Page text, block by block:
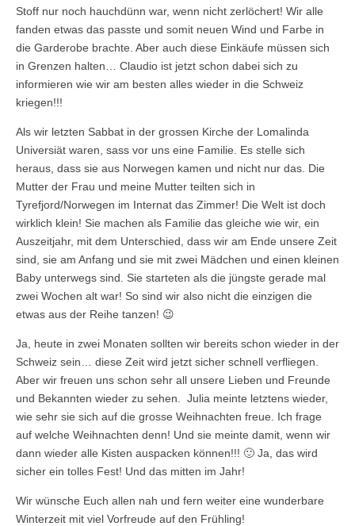
Stoff nur noch hauchdünn war, wenn nicht zerlöchert! Wir alle
fanden etwas das passte und somit neuen Wind und Farbe in
die Garderobe brachte. Aber auch diese Einkäufe müssen sich
in Grenzen halten… Claudio ist jetzt schon dabei sich zu
informieren wie wir am besten alles wieder in die Schweiz
kriegen!!!
Als wir letzten Sabbat in der grossen Kirche der Lomalinda
Universiät waren, sass vor uns eine Familie. Es stelle sich
heraus, dass sie aus Norwegen kamen und nicht nur das. Die
Mutter der Frau und meine Mutter teilten sich in
Tyrefjord/Norwegen im Internat das Zimmer! Die Welt ist doch
wirklich klein! Sie machen als Familie das gleiche wie wir, ein
Auszeitjahr, mit dem Unterschied, dass wir am Ende unsere Zeit
sind, sie am Anfang und sie mit zwei Mädchen und einen kleinen
Baby unterwegs sind. Sie starteten als die jüngste gerade mal
zwei Wochen alt war! So sind wir also nicht die einzigen die
etwas aus der Reihe tanzen! 😉
Ja, heute in zwei Monaten sollten wir bereits schon wieder in der
Schweiz sein… diese Zeit wird jetzt sicher schnell verfliegen.
Aber wir freuen uns schon sehr all unsere Lieben und Freunde
und Bekannten wieder zu sehen. Julia meinte letztens wieder,
wie sehr sie sich auf die grosse Weihnachten freue. Ich frage
auf welche Weihnachten denn! Und sie meinte damit, wenn wir
dann wieder alle Kisten auspacken können!!! 🙂 Ja, das wird
sicher ein tolles Fest! Und das mitten im Jahr!
Wir wünsche Euch allen nah und fern weiter eine wunderbare
Winterzeit mit viel Vorfreude auf den Frühling!